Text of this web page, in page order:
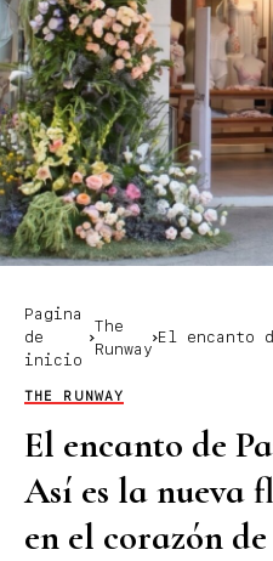
Pagina
de
inicio
The
Runway
El encanto
THE RUNWAY
El encanto de
Así es la nueva
en el corazón